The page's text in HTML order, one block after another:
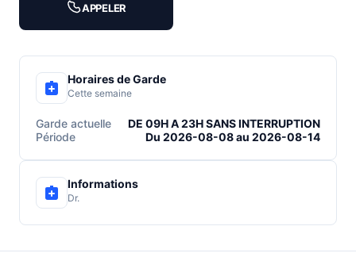
APPELER
Horaires de Garde
Cette semaine
Garde actuelle
DE 09H A 23H SANS INTERRUPTION
Période
Du 2026-08-08 au 2026-08-14
Informations
Dr.